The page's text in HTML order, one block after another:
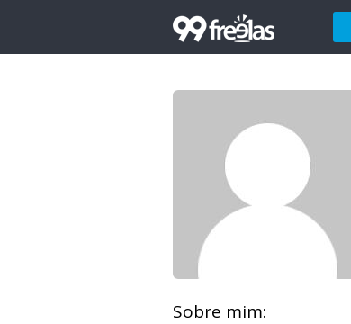
Sobre mim: